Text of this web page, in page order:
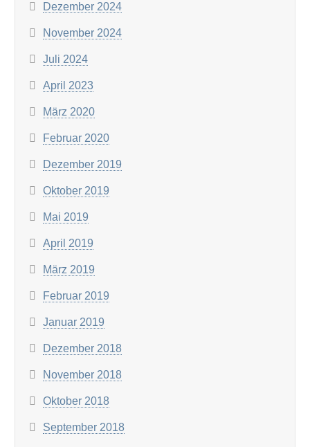
Dezember 2024
November 2024
Juli 2024
April 2023
März 2020
Februar 2020
Dezember 2019
Oktober 2019
Mai 2019
April 2019
März 2019
Februar 2019
Januar 2019
Dezember 2018
November 2018
Oktober 2018
September 2018